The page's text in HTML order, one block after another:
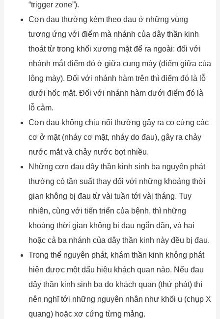
“trigger zone”).
Cơn đau thường kèm theo đau ở những vùng
tương ứng với điểm mà nhánh của dây thần kinh
thoát từ trong khối xương mặt để ra ngoài: đối với
nhánh mắt điểm đó ở giữa cung mày (điểm giữa của
lông mày). Đối với nhánh hàm trên thì điểm đó là lỗ
dưới hốc mắt. Đối với nhánh hàm dưới điểm đó là
lỗ cằm.
Cơn đau không chịu nổi thường gây ra co cứng các
cơ ở mặt (nháy cơ mặt, nháy do đau), gây ra chảy
nước mắt và chảy nước bọt nhiều.
Những cơn đau dây thần kinh sinh ba nguyên phát
thường có tần suất thay đổi với những khoảng thời
gian không bị đau từ vài tuần tới vài tháng. Tuy
nhiên, cùng với tiến triển của bệnh, thì những
khoảng thời gian không bị đau ngắn dần, và hai
hoặc cả ba nhánh của dây thần kinh này đều bị đau.
Trong thể nguyên phát, khám thần kinh không phát
hiện được một dấu hiệu khách quan nào. Nếu đau
dây thần kinh sinh ba do khách quan (thứ phát) thì
nên nghĩ tới những nguyên nhân như khối u (chụp X
quang) hoặc xơ cứng từng mảng.